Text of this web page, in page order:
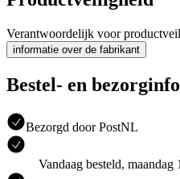
Verantwoordelijk voor
informatie over de fabrikant
Bestel- en
Bezorgd door PostNL
Vandaag besteld, maandag